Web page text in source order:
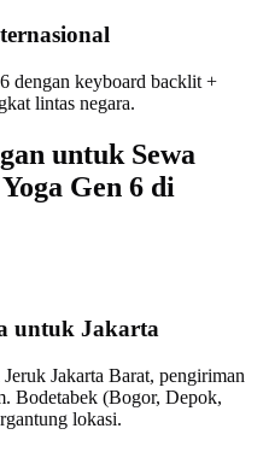
dengan keyboard backlit +
lintas negara.
untuk Sewa
Gen 6 di
untuk Jakarta
Jakarta Barat, pengiriman
Bodetabek (Bogor, Depok,
lokasi.